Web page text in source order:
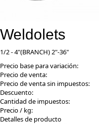
Weldolets
1/2 - 4"(BRANCH) 2"-36"
Precio base para variación:
Precio de venta:
Precio de venta sin impuestos:
Descuento:
Cantidad de impuestos:
Precio / kg:
Detalles de producto